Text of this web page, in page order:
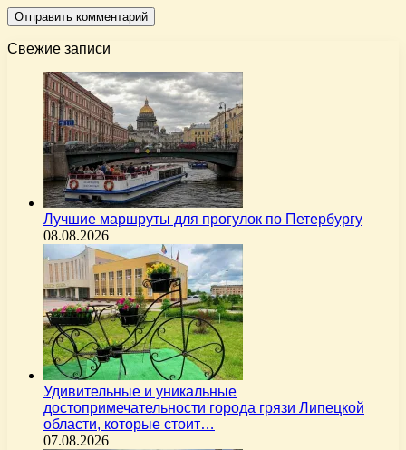
Свежие записи
Лучшие маршруты для прогулок по Петербургу
08.08.2026
Удивительные и уникальные
достопримечательности города грязи Липецкой
области, которые стоит…
07.08.2026